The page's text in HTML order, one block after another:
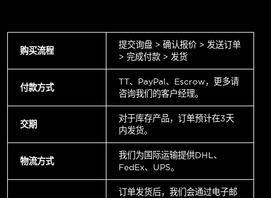
购买流程
提交询盘 > 确认报价 > 发送订单
> 完成付款 > 发货
付款方式
TT、PayPal、Escrow，更多请
咨询我们的客户经理。
交期
对于库存产品，订单预计在3天
内发货。
物流方式
我们为国际运输提供DHL、
FedEx、UPS。
订单发货后，我们会通过电子邮